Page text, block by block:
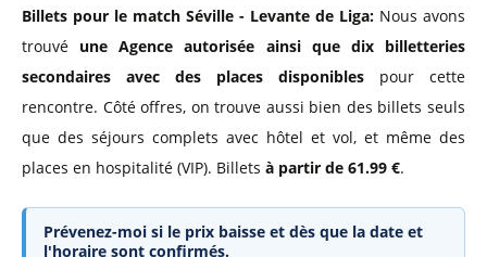
Billets pour le match Séville - Levante de Liga: Nous avons
trouvé une Agence autorisée ainsi que dix billetteries
secondaires avec des places disponibles pour cette
rencontre. Côté offres, on trouve aussi bien des billets seuls
que des séjours complets avec hôtel et vol, et même des
places en hospitalité (VIP). Billets à partir de 61.99 €.
Prévenez-moi si le prix baisse et dès que la date et
l'horaire sont confirmés.